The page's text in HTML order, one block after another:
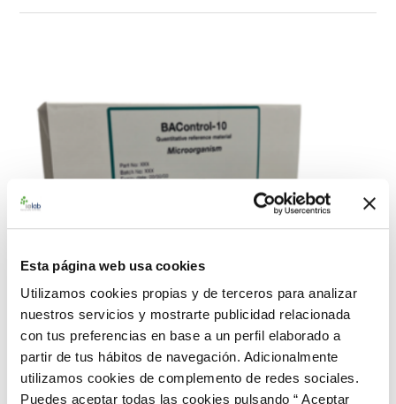
Esta página web usa cookies
Utilizamos cookies propias y de terceros para analizar
nuestros servicios y mostrarte publicidad relacionada
con tus preferencias en base a un perfil elaborado a
partir de tus hábitos de navegación. Adicionalmente
utilizamos cookies de complemento de redes sociales.
Puedes aceptar todas las cookies pulsando “ Aceptar